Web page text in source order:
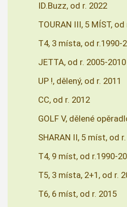
ID.Buzz, od r. 2022
TOURAN III, 5 MÍST, od
T4, 3 místa, od r.1990-
JETTA, od r. 2005-2010
UP !, dělený, od r. 2011
CC, od r. 2012
GOLF V, dělené
SHARAN II, 5 míst, od
T4, 9 míst, od r.1990-
T5, 3 místa, 2+1, od r.
T6, 6 míst, od r. 2015